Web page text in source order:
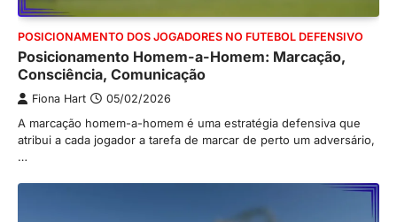
POSICIONAMENTO DOS JOGADORES NO FUTEBOL DEFENSIVO
Posicionamento Homem-a-Homem: Marcação,
Consciência, Comunicação
Fiona Hart 05/02/2026
A marcação homem-a-homem é uma estratégia defensiva que
atribui a cada jogador a tarefa de marcar de perto um adversário,
…